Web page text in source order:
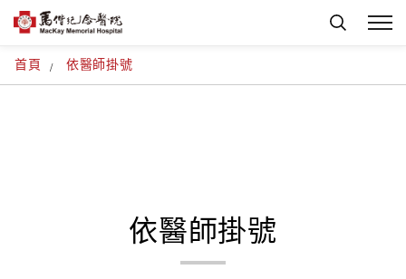
首頁 依醫師掛號
依醫師掛號